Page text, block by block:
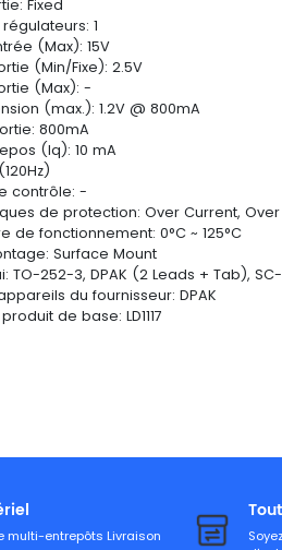
Fixed
1
(Max): 15V
(Min/Fixe): 2.5V
(Max): -
(max.): 1.2V @ 800mA
800mA
(Iq): 10 mA
contrôle: -
de protection: Over Current,
de fonctionnement: 0°C ~ 125°C
Surface Mount
TO-252-3, DPAK (2 Leads + Tab),
du fournisseur: DPAK
de base: LD1117
multi-entrepôts Livraison